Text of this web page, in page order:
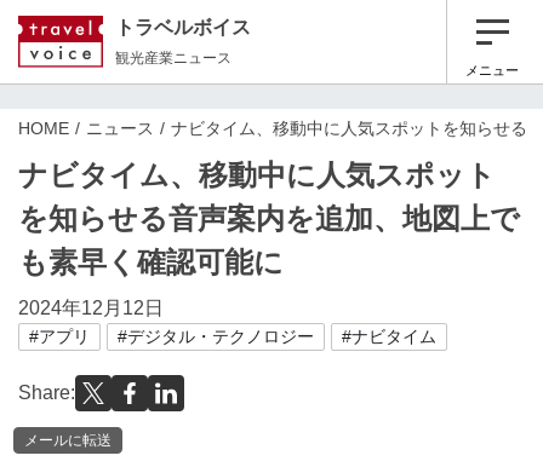
トラベルボイス
観光産業ニュース
メニュー
HOME ニュース ナビタイム、移動中に人気スポットを知らせる
ナビタイム、移動中に人気スポット
を知らせる音声案内を追加、地図上で
も素早く確認可能に
2024年12月12日
#アプリ #デジタル・テクノロジー #ナビタイム
Share:
メールに転送